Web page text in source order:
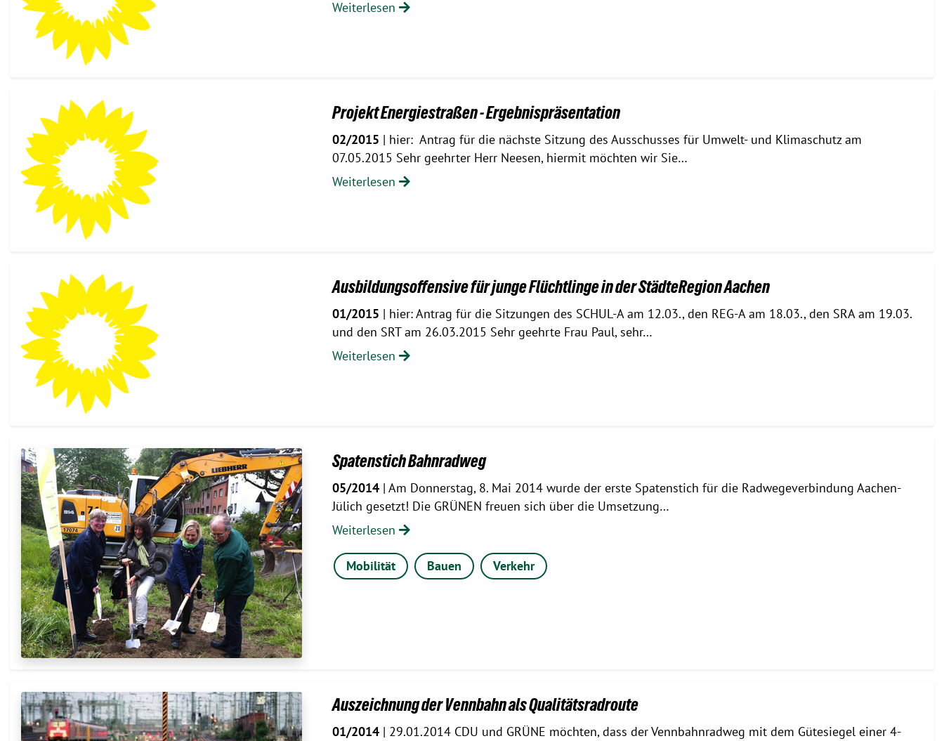
Weiterlesen
Projekt Energiestraßen - Ergebnispräsentation
02/2015 | hier: Antrag für die nächste Sitzung des Ausschusses für Umwelt- und Klimaschutz am
07.05.2015 Sehr geehrter Herr Neesen, hiermit möchten wir Sie…
Weiterlesen
Ausbildungsoffensive für junge Flüchtlinge in der StädteRegion Aachen
01/2015 | hier: Antrag für die Sitzungen des SCHUL-A am 12.03., den REG-A am 18.03., den SRA am 19.03.
und den SRT am 26.03.2015 Sehr geehrte Frau Paul, sehr…
Weiterlesen
Spatenstich Bahnradweg
05/2014| Am Donnerstag, 8. Mai 2014 wurde der erste Spatenstich für die Radwegeverbindung Aachen-
Jülich gesetzt! Die GRÜNEN freuen sich über die Umsetzung…
Weiterlesen
Mobilität Bauen Verkehr
Auszeichnung der Vennbahn als Qualitätsradroute
01/2014| 29.01.2014 CDU und GRÜNE möchten, dass der Vennbahnradweg mit dem Gütesiegel einer 4-